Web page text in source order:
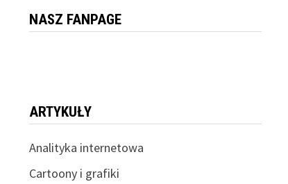
NASZ FANPAGE
ARTYKUŁY
Analityka internetowa
Cartoony i grafiki